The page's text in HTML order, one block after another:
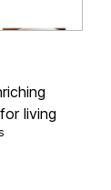
living